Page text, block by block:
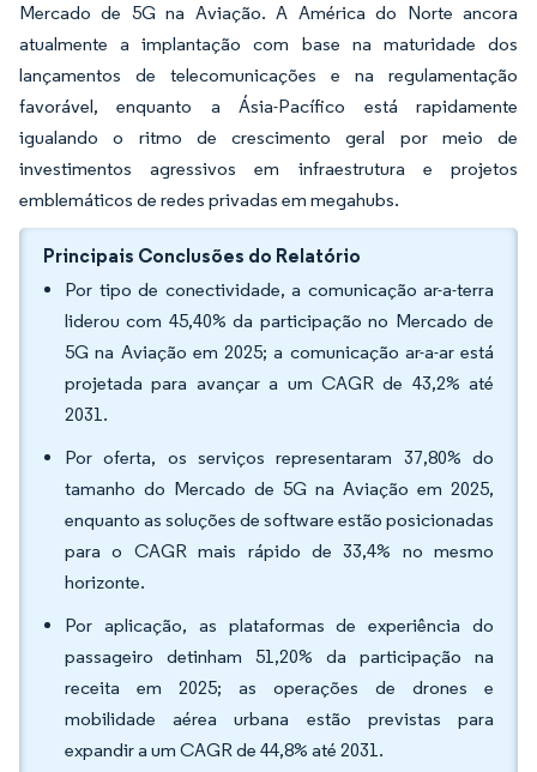
Mercado de 5G na Aviação. A América do Norte ancora
atualmente a implantação com base na maturidade dos
lançamentos de telecomunicações e na regulamentação
favorável, enquanto a Ásia-Pacífico está rapidamente
igualando o ritmo de crescimento geral por meio de
investimentos agressivos em infraestrutura e projetos
emblemáticos de redes privadas em megahubs.
Principais Conclusões do Relatório
Por tipo de conectividade, a comunicação ar-a-terra
liderou com 45,40% da participação no Mercado de
5G na Aviação em 2025; a comunicação ar-a-ar está
projetada para avançar a um CAGR de 43,2% até
2031.
Por oferta, os serviços representaram 37,80% do
tamanho do Mercado de 5G na Aviação em 2025,
enquanto as soluções de software estão posicionadas
para o CAGR mais rápido de 33,4% no mesmo
horizonte.
Por aplicação, as plataformas de experiência do
passageiro detinham 51,20% da participação na
receita em 2025; as operações de drones e
mobilidade aérea urbana estão previstas para
expandir a um CAGR de 44,8% até 2031.